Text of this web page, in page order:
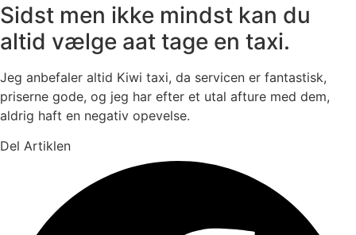
Sidst men ikke mindst kan du
altid vælge aat tage en taxi.
Jeg anbefaler altid Kiwi taxi, da servicen er fantastisk,
priserne gode, og jeg har efter et utal afture med dem,
aldrig haft en negativ opevelse.
Del Artiklen